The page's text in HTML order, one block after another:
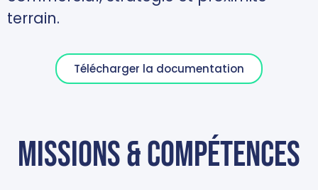
terrain.
Télécharger la documentation
missions & compétences